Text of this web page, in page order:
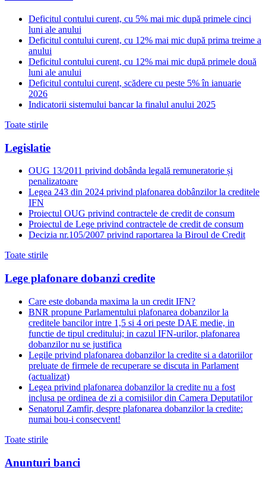
Deficitul contului curent, cu 5% mai mic după primele cinci
luni ale anului
Deficitul contului curent, cu 12% mai mic după prima treime a
anului
Deficitul contului curent, cu 12% mai mic după primele două
luni ale anului
Deficitul contului curent, scădere cu peste 5% în ianuarie
2026
Indicatorii sistemului bancar la finalul anului 2025
Toate stirile
Legislatie
OUG 13/2011 privind dobânda legală remuneratorie și
penalizatoare
Legea 243 din 2024 privind plafonarea dobânzilor la creditele
IFN
Proiectul OUG privind contractele de credit de consum
Proiectul de Lege privind contractele de credit de consum
Decizia nr.105/2007 privind raportarea la Biroul de Credit
Toate stirile
Lege plafonare dobanzi credite
Care este dobanda maxima la un credit IFN?
BNR propune Parlamentului plafonarea dobanzilor la
creditele bancilor intre 1,5 si 4 ori peste DAE medie, in
functie de tipul creditului; in cazul IFN-urilor, plafonarea
dobanzilor nu se justifica
Legile privind plafonarea dobanzilor la credite si a datoriilor
preluate de firmele de recuperare se discuta in Parlament
(actualizat)
Legea privind plafonarea dobanzilor la credite nu a fost
inclusa pe ordinea de zi a comisiilor din Camera Deputatilor
Senatorul Zamfir, despre plafonarea dobanzilor la credite:
numai bou-i consecvent!
Toate stirile
Anunturi banci